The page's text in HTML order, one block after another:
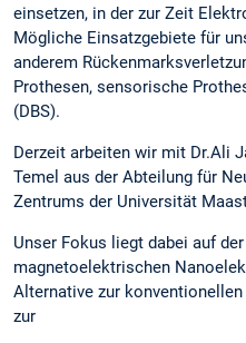
einsetzen, in der zur Zeit
Mögliche Einsatzgebiete für
anderem
Prothesen, sensorische
(DBS).
Derzeit arbeiten wir mit Dr.Ali
Temel aus der Abteilung für
Zentrums der Universität
Unser Fokus liegt dabei auf
magnetoelektrischen
Alternative zur
zur